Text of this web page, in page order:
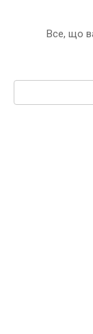
Все, що
Пошук: